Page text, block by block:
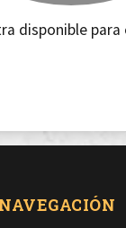
disponible para
NAVEGACIÓN